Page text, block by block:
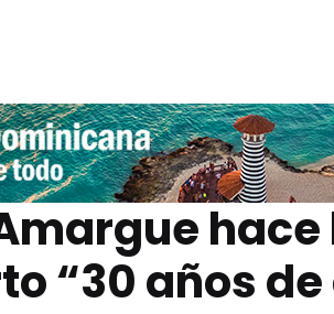
“30 años